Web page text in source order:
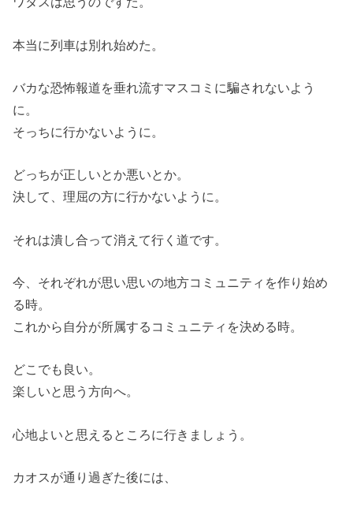
本当に列車は別れ始めた。
バカな恐怖報道を垂れ流すマスコミに騙されないよう
に。
そっちに行かないように。
どっちが正しいとか悪いとか。
決して、理屈の方に行かないように。
それは潰し合って消えて行く道です。
今、それぞれが思い思いの地方コミュニティを作り始め
る時。
これから自分が所属するコミュニティを決める時。
どこでも良い。
楽しいと思う方向へ。
心地よいと思えるところに行きましょう。
カオスが通り過ぎた後には、